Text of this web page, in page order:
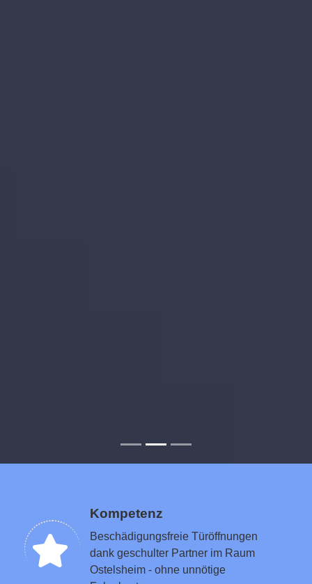
Kompetenz
Beschädigungsfreie Türöffnungen
dank geschulter Partner im Raum
Ostelsheim - ohne unnötige